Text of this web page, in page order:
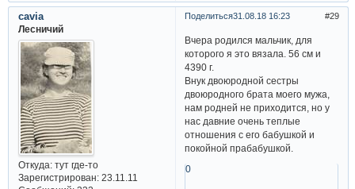
Поделиться 29
31.08.18 16:23
cavia
Лесничий
Откуда:тут где-то
Зарегистрирован: 23.11.11
Вчера родился мальчик, для
которого я это вязала. 56 см и
4390 г.
Внук двоюродной сестры
двоюродного брата моего мужа,
нам родней не приходится, но у
нас давние очень теплые
отношения с его бабушкой и
покойной прабабушкой.
0